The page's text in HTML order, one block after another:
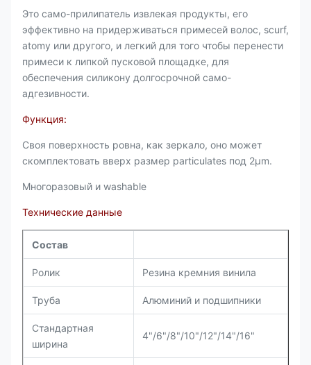
Это само-прилипатель извлекая продукты, его
эффективно на придерживаться примесей волос, scurf,
atomy или другого, и легкий для того чтобы перенести
примеси к липкой пусковой площадке, для
обеспечения силикону долгосрочной само-
адгезивности.
Функция:
Своя поверхность ровна, как зеркало, оно может
скомплектовать вверх размер particulates под 2µm.
Многоразовый и washable
Технические данные
Состав
Ролик Резина кремния винила
Труба Алюминий и подшипники
Стандартная
ширина
4"/6"/8"/10"/12"/14"/16"